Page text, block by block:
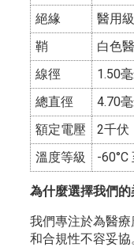
絕緣
醫用
鞘
白色
線徑
1.50
總直徑
4.70
額定電壓
2千伏
溫度等級
-60°C
為什麼選擇我們的
我們專注於為醫
和合規性不容妥